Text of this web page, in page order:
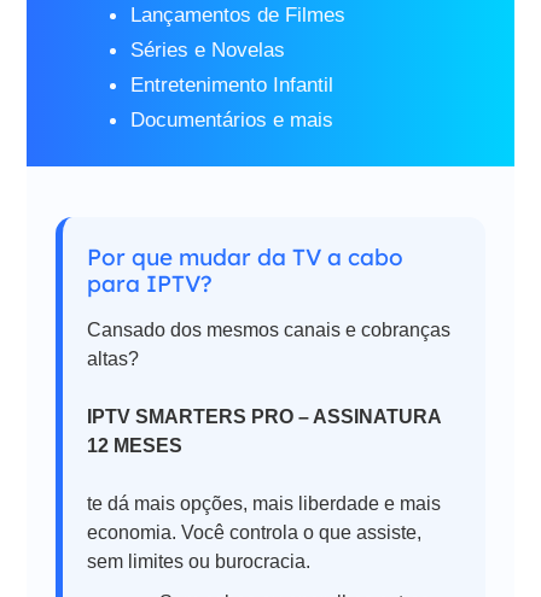
Lançamentos de Filmes
Séries e Novelas
Entretenimento Infantil
Documentários e mais
Por que mudar da TV a cabo
para IPTV?
Cansado dos mesmos canais e cobranças
altas?
IPTV SMARTERS PRO – ASSINATURA
12 MESES
te dá mais opções, mais liberdade e mais
economia. Você controla o que assiste,
sem limites ou burocracia.